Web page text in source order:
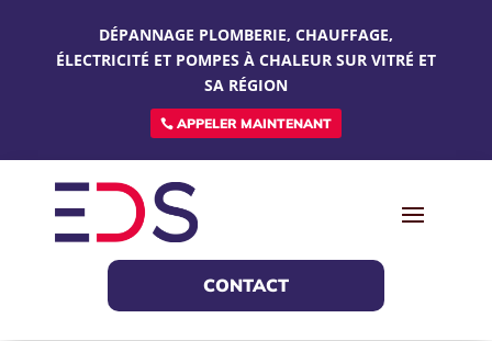
DÉPANNAGE PLOMBERIE, CHAUFFAGE,
ÉLECTRICITÉ ET POMPES À CHALEUR SUR VITRÉ ET
SA RÉGION
APPELER MAINTENANT
CONTACT